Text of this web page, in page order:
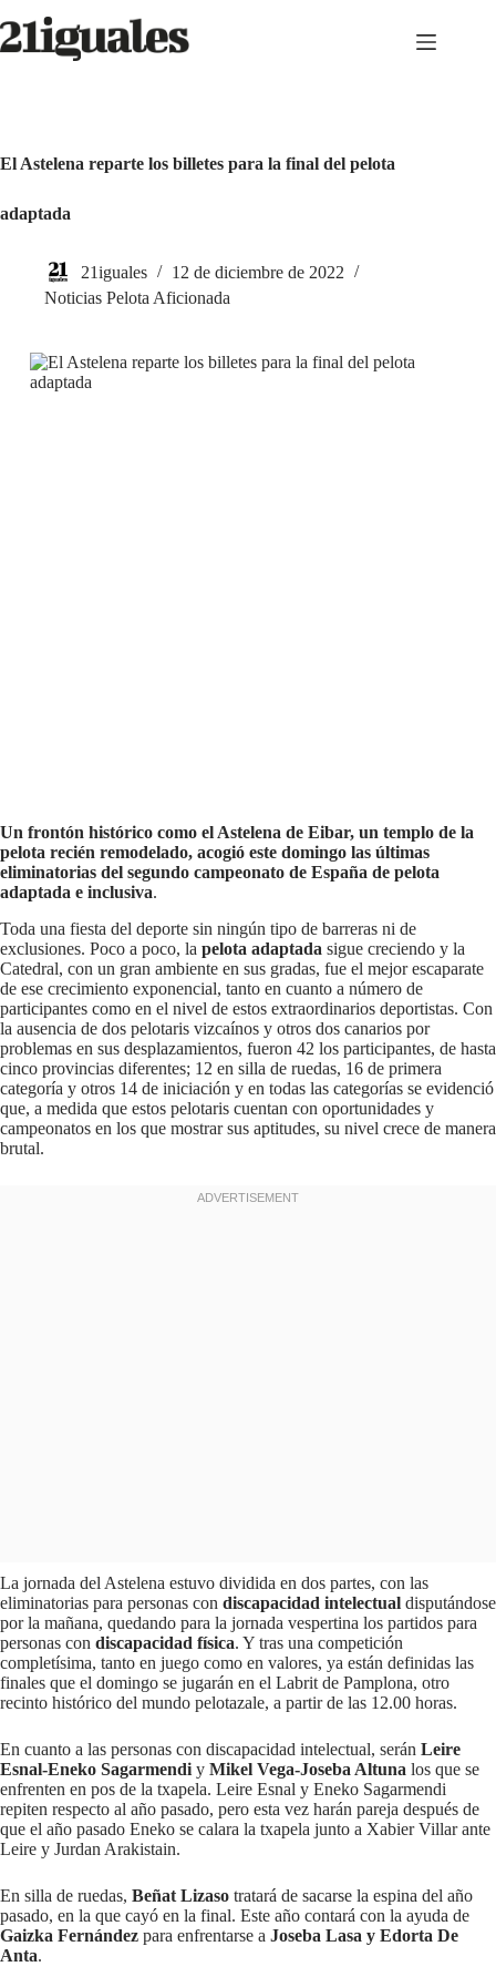
al
contenido
El Astelena reparte los billetes para la final del pelota
adaptada
21iguales
12 de diciembre de 2022
Noticias Pelota Aficionada
Un frontón histórico como el Astelena de Eibar, un templo de la
pelota recién remodelado, acogió este domingo las últimas
eliminatorias del segundo campeonato de España de pelota
adaptada e inclusiva.
Toda una fiesta del deporte sin ningún tipo de barreras ni de
exclusiones. Poco a poco, la pelota adaptada sigue creciendo y la
Catedral, con un gran ambiente en sus gradas, fue el mejor escaparate
de ese crecimiento exponencial, tanto en cuanto a número de
participantes como en el nivel de estos extraordinarios deportistas. Con
la ausencia de dos pelotaris vizcaínos y otros dos canarios por
problemas en sus desplazamientos, fueron 42 los participantes, de hasta
cinco provincias diferentes; 12 en silla de ruedas, 16 de primera
categoría y otros 14 de iniciación y en todas las categorías se evidenció
que, a medida que estos pelotaris cuentan con oportunidades y
campeonatos en los que mostrar sus aptitudes, su nivel crece de manera
brutal.
La jornada del Astelena estuvo dividida en dos partes, con las
eliminatorias para personas con discapacidad intelectual disputándose
por la mañana, quedando para la jornada vespertina los partidos para
personas con discapacidad física. Y tras una competición
completísima, tanto en juego como en valores, ya están definidas las
finales que el domingo se jugarán en el Labrit de Pamplona, otro
recinto histórico del mundo pelotazale, a partir de las 12.00 horas.
En cuanto a las personas con discapacidad intelectual, serán Leire
Esnal-Eneko Sagarmendi y Mikel Vega-Joseba Altuna los que se
enfrenten en pos de la txapela. Leire Esnal y Eneko Sagarmendi
repiten respecto al año pasado, pero esta vez harán pareja después de
que el año pasado Eneko se calara la txapela junto a Xabier Villar ante
Leire y Jurdan Arakistain.
En silla de ruedas, Beñat Lizaso tratará de sacarse la espina del año
pasado, en la que cayó en la final. Este año contará con la ayuda de
Gaizka Fernández para enfrentarse a Joseba Lasa y Edorta De
Anta.